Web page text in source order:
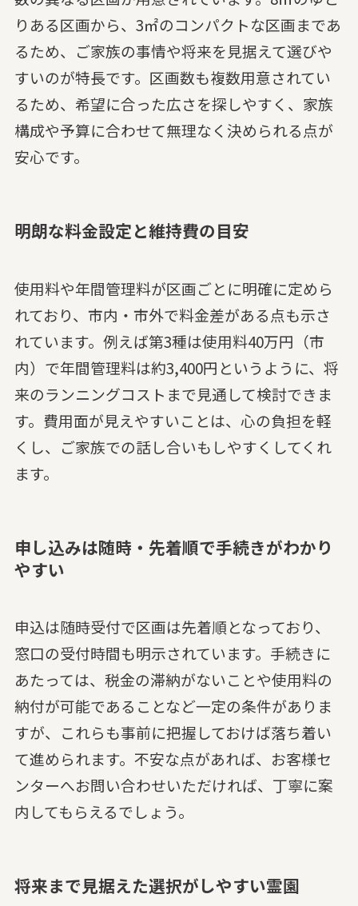
りある区画から、3㎡のコンパクトな区画まであ
るため、ご家族の事情や将来を見据えて選びや
すいのが特長です。区画数も複数用意されてい
るため、希望に合った広さを探しやすく、家族
構成や予算に合わせて無理なく決められる点が
安心です。
明朗な料金設定と維持費の目安
使用料や年間管理料が区画ごとに明確に定めら
れており、市内・市外で料金差がある点も示さ
れています。例えば第3種は使用料40万円（市
内）で年間管理料は約3,400円というように、将
来のランニングコストまで見通して検討できま
す。費用面が見えやすいことは、心の負担を軽
くし、ご家族での話し合いもしやすくしてくれ
ます。
申し込みは随時・先着順で手続きがわかり
やすい
申込は随時受付で区画は先着順となっており、
窓口の受付時間も明示されています。手続きに
あたっては、税金の滞納がないことや使用料の
納付が可能であることなど一定の条件がありま
すが、これらも事前に把握しておけば落ち着い
て進められます。不安な点があれば、お客様セ
ンターへお問い合わせいただければ、丁寧に案
内してもらえるでしょう。
将来まで見据えた選択がしやすい霊園